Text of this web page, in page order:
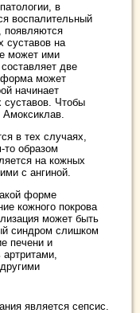
в
воспалительный
появляются
суставов на
может ими
две
форма может
начинает
суставов. Чтобы
Амоксиклав.
в тех случаях,
то образом
на кожных
с ангиной.
форме
кожного покрова
может быть
синдром слишком
печени и
является сепсис.